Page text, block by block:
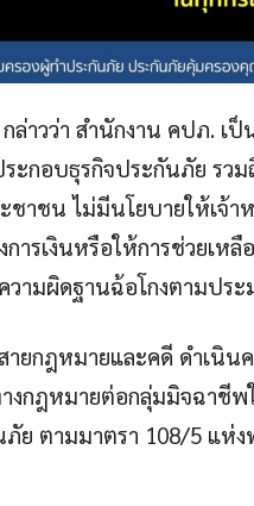
กล่าวว่า สำนักงาน คปภ.
ระกอบธุรกิจประกันภัย รว
ชาชน ไม่มีนโยบายให้เจ้
ารเงินหรือให้การช่วยเห
วามผิดฐานฉ้อโกงตามปร
ายกฎหมายและคดี ดำเนิ
งกฎหมายต่อกลุ่มมิจฉาชี
ภัย ตามมาตรา 108/5 แ